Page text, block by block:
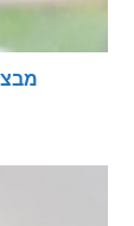
מבצע –